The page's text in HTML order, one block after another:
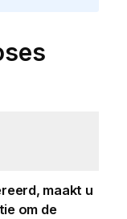
maakt u
om de